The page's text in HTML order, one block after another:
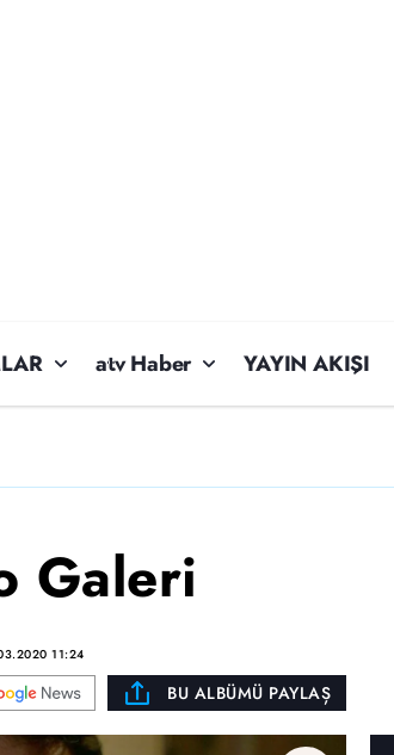
atv Haber YAYIN AKIŞI
Galeri
11:24
BU ALBÜMÜ PAYLAŞ